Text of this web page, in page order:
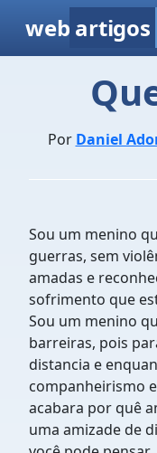
web artigos
Por Daniel
Sou um menino
guerras, sem
amadas e
sofrimento que
Sou um menino
barreiras, pois
distancia e
companheirismo
acabara por quê
uma amizade de